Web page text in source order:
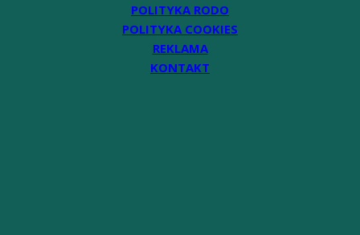
POLITYKA RODO
POLITYKA COOKIES
REKLAMA
KONTAKT